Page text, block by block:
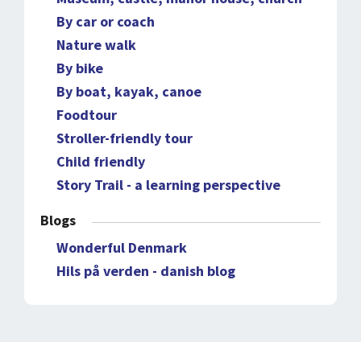
By car or coach
Nature walk
By bike
By boat, kayak, canoe
Foodtour
Stroller-friendly tour
Child friendly
Story Trail - a learning perspective
Blogs
Wonderful Denmark
Hils på verden - danish blog